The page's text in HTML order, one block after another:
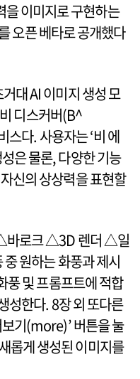
을 이미지로 구현하는
오픈 베타로 공개했다
대 AI 이미지 생성 모
디스커버(B^
스다. 사용자는 ‘비 에
은 물론, 다양한 기능
신의 상상력을 표현할
△바로크 △3D 렌더 △일
원하는 화풍과 제시
풍 및 프롬프트에 적합
성한다. 8장 외 또다른
기(more)’ 버튼을 눌
롭게 생성된 이미지를